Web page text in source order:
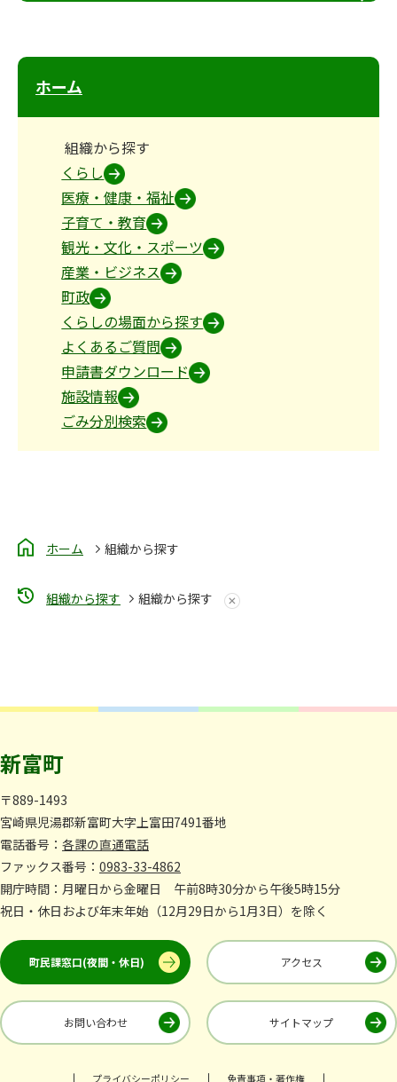
索
ホーム
組織から探す
くらし
医療・健康・福祉
子育て・教育
観光・文化・スポーツ
産業・ビジネス
町政
くらしの場面から探す
よくあるご質問
申請書ダウンロード
施設情報
ごみ分別検索
ホーム 組織から探す
組織から探す 組織から探す
新富町
〒889-1493
宮崎県児湯郡新富町大字上富田7491番地
電話番号： 各課の直通電話
ファックス番号： 0983-33-4862
開庁時間：月曜日から金曜日 午前8時30分から午後5時15分
祝日・休日および年末年始（12月29日から1月3日）を除く
町民課窓口(夜間・休日) アクセス
お問い合わせ サイトマップ
プライバシーポリシー 免責事項・著作権